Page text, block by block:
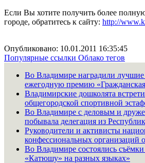
Если Вы хотите получить более
городе, обратитесь к сайту: http://
Опубликовано: 10.01.2011 16:35:45
Популярные ссылки Облако тегов
Во Владимире наградили
ежегодную премию «Гражданская
Владимирские дошколята
общегородской спортивной
Во Владимире с деловым и
побывала делегация из
Руководители и активисты
конфессиональных организаций
Во Владимире состоялись
«Катюшу» на разных языках»